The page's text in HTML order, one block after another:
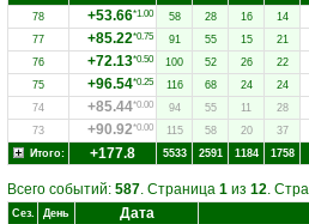
78
+53.66*1.00 58 28 16 14
77
+85.22*0.75 91 55 15 21
76
+72.13*0.50 100 52 26 22
75
+96.54*0.25 116 68 24 24
74
+85.44*0.00 94 55 11 28
73
+90.92*0.00 115 58 20 37
Итого:
+177.8 5533 2591 1184 1758
Всего событий: 587. Страница 1 из 12.
Сез. День Дата